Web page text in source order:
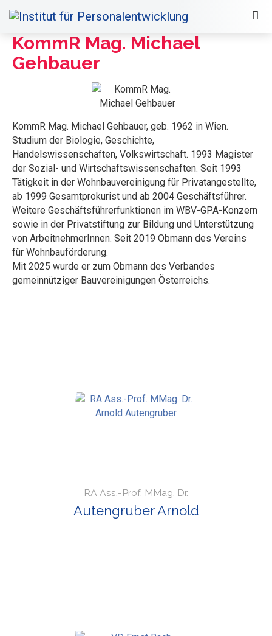
KommR Mag. Michael
Gehbauer
KommR Mag. Michael Gehbauer, geb. 1962 in Wien.
Studium der Biologie, Geschichte,
Handelswissenschaften, Volkswirtschaft. 1993 Magister
der Sozial- und Wirtschaftswissenschaften. Seit 1993
Tätigkeit in der Wohnbauvereinigung für Privatangestellte,
ab 1999 Gesamtprokurist und ab 2004 Geschäftsführer.
Weitere Geschäftsführerfunktionen im WBV-GPA-Konzern
sowie in der Privatstiftung zur Bildung und Unterstützung
von ArbeitnehmerInnen. Seit 2019 Obmann des Vereins
für Wohnbauförderung.
Mit 2025 wurde er zum Obmann des Verbandes
gemeinnütziger Bauvereinigungen Österreichs.
RA Ass.-Prof. MMag. Dr.
Autengruber Arnold